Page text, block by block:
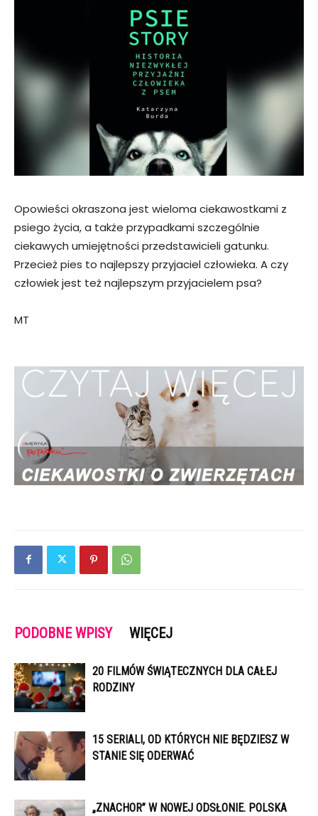
Opowieści okraszona jest wieloma ciekawostkami z
psiego życia, a także przypadkami szczególnie
ciekawych umiejętności przedstawicieli gatunku.
Przecież pies to najlepszy przyjaciel człowieka. A czy
człowiek jest też najlepszym przyjacielem psa?
MT
PODOBNE WPISY WIĘCEJ
20 FILMÓW ŚWIĄTECZNYCH DLA CAŁEJ
RODZINY
15 SERIALI, OD KTÓRYCH NIE BĘDZIESZ W
STANIE SIĘ ODERWAĆ
„ZNACHOR” W NOWEJ ODSŁONIE. POLSKA